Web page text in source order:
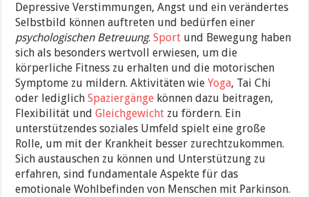
Depressive Verstimmungen, Angst und ein verändertes
Selbstbild können auftreten und bedürfen einer
psychologischen Betreuung.Sport und Bewegung haben
sich als besonders wertvoll erwiesen, um die
körperliche Fitness zu erhalten und die motorischen
Symptome zu mildern. Aktivitäten wieYoga, Tai Chi
oder lediglichSpaziergänge können dazu beitragen,
Flexibilität undGleichgewicht zu fördern. Ein
unterstützendes soziales Umfeld spielt eine große
Rolle, um mit der Krankheit besser zurechtzukommen.
Sich austauschen zu können und Unterstützung zu
erfahren, sind fundamentale Aspekte für das
emotionale Wohlbefinden von Menschen mit Parkinson.